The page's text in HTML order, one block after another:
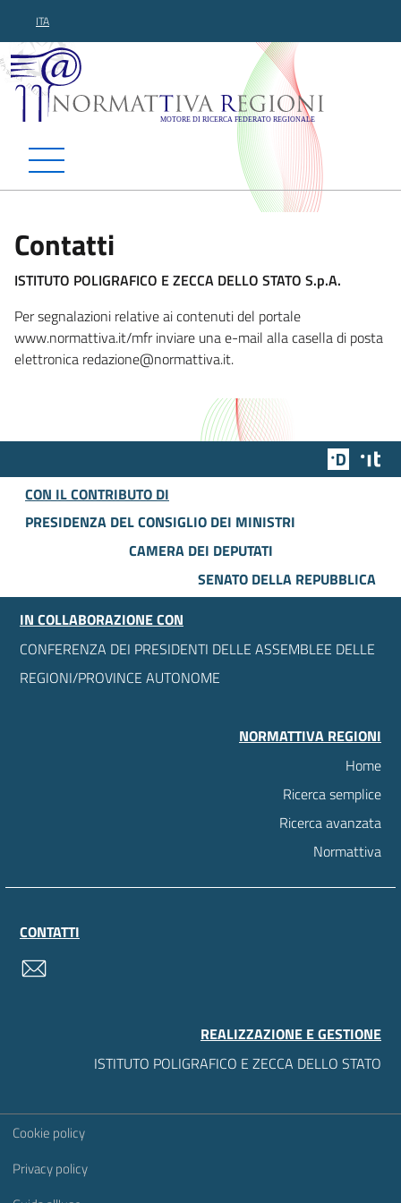
ITA
Normattiva Regioni -
Contatti
ISTITUTO POLIGRAFICO E ZECCA DELLO STATO S.p.A.
Per segnalazioni relative ai contenuti del portale
www.normattiva.it/mfr inviare una e-mail alla casella di posta
elettronica redazione@normattiva.it.
Team
CON IL CONTRIBUTO DI
PRESIDENZA DEL CONSIGLIO DEI MINISTRI
CAMERA DEI DEPUTATI
SENATO DELLA REPUBBLICA
IN COLLABORAZIONE CON
CONFERENZA DEI PRESIDENTI DELLE ASSEMBLEE DELLE
REGIONI/PROVINCE AUTONOME
NORMATTIVA REGIONI
Home
Ricerca semplice
Ricerca avanzata
Normattiva
CONTATTI
REALIZZAZIONE E GESTIONE
ISTITUTO POLIGRAFICO E ZECCA DELLO STATO
Sezione Link Utili
Cookie policy
Privacy policy